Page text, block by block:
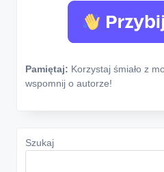
Pamiętaj: Korzystaj śmiało z
wspomnij o autorze!
Szukaj